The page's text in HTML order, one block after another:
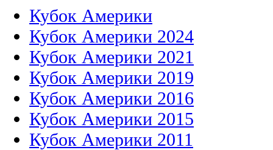
Кубок Америки
Кубок Америки 2024
Кубок Америки 2021
Кубок Америки 2019
Кубок Америки 2016
Кубок Америки 2015
Кубок Америки 2011